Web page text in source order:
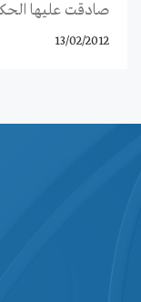
صادقت عليها
13/02/2012